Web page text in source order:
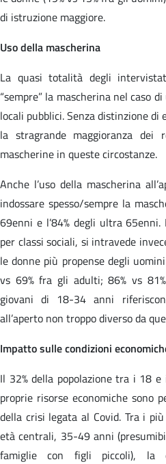
di istruzione maggiore.
Uso della mascherina
La quasi totalità degli
“sempre” la mascherina nel caso
locali pubblici. Senza distinzione di
la stragrande maggioranza
mascherine in queste circostanze.
Anche l’uso della mascherina
indossare spesso/sempre la
69enni e l’84% degli ultra
per classi sociali, si intravede
le donne più propense degli
vs 69% fra gli adulti; 86% vs
giovani di 18-34 anni
all’aperto non troppo diverso da
Impatto sulle condizioni
Il 32% della popolazione tra i 18
proprie risorse economiche sono
della crisi legata al Covid. Tra i
età centrali, 35-49 anni
famiglie con figli piccoli),